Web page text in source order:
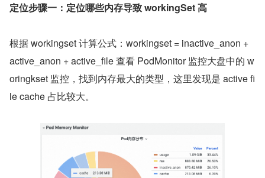
定位步骤一：定位哪些内存导致 workingSet 高
根据 workingset 计算公式：workingset = inactive_anon +
active_anon + active_file 查看 PodMonitor 监控大盘中的 w
oringkset 监控，找到内存最大的类型，这里发现是 active fi
le cache 占比较大。